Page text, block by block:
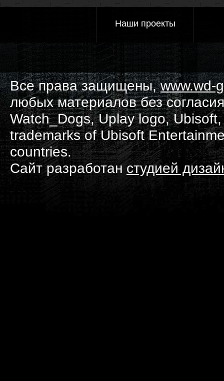
Наши проекты
Все права защищены,www.wd-
любых материалов без
Watch_Dogs, Uplay logo,
trademarks of Ubisoft
countries.
Сайт разработанстудией